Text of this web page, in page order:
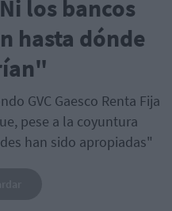
los bancos
hasta dónde
GVC Gaesco Renta Fija
pese a la coyuntura
han sido apropiadas"